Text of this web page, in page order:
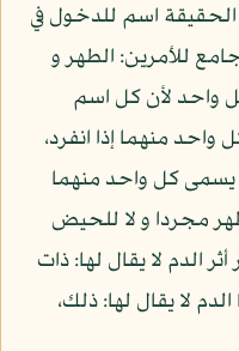
الحقيقة اسم للدخول في
للأمرين: الطهر و
واحد لأن كل اسم
منهما إذا انفرد،
يسمى كل واحد منهما
مجردا و لا للحيض
الدم لا يقال لها: ذات
لا يقال لها: ذلك،